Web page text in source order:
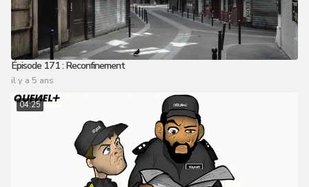
Épisode 171 : Reconfinement
il y a 5 ans
04:25